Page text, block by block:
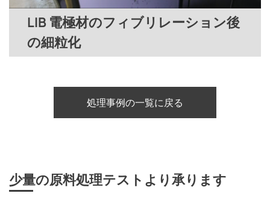
LIB 電極材のフィブリレーション後
の細粒化
処理事例の一覧に戻る
少量の原料処理テストより承ります